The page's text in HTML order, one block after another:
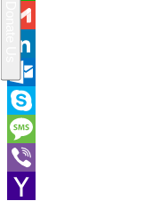
WhatsApp
Gmail
LinkedIn
Outlook.com
Skype
Message
Viber